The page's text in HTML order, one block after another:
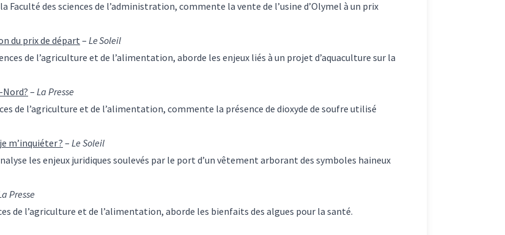
Faculté des sciences de l’administration, commente la vente de l’usine d’Olymel à un prix
du prix de départ– Le Soleil
de l’agriculture et de l’alimentation, aborde les enjeux liés à un projet d’aquaculture sur la
Nord? – La Presse
de l’agriculture et de l’alimentation, commente la présence de dioxyde de soufre utilisé
m’inquiéter ?– Le Soleil
les enjeux juridiques soulevés par le port d’un vêtement arborant des symboles haineux
Presse
de l’agriculture et de l’alimentation, aborde les bienfaits des algues pour la santé.